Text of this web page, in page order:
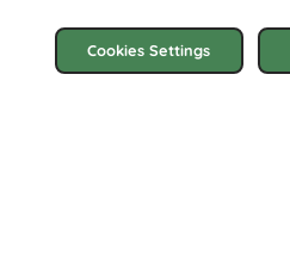
Cookies Settings